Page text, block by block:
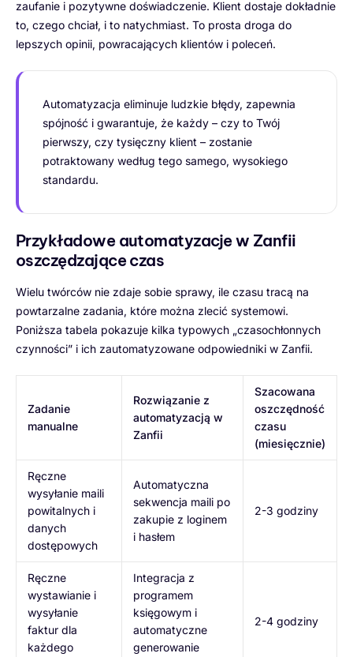
zaufanie i pozytywne doświadczenie. Klient dostaje dokładnie
to, czego chciał, i to natychmiast. To prosta droga do
lepszych opinii, powracających klientów i poleceń.
Automatyzacja eliminuje ludzkie błędy, zapewnia
spójność i gwarantuje, że każdy – czy to Twój
pierwszy, czy tysięczny klient – zostanie
potraktowany według tego samego, wysokiego
standardu.
Przykładowe automatyzacje w Zanfii
oszczędzające czas
Wielu twórców nie zdaje sobie sprawy, ile czasu tracą na
powtarzalne zadania, które można zlecić systemowi.
Poniższa tabela pokazuje kilka typowych „czasochłonnych
czynności” i ich zautomatyzowane odpowiedniki w Zanfii.
Zadanie
manualne
Rozwiązanie z
automatyzacją w
Zanfii
Szacowana
oszczędność
czasu
(miesięcznie)
Ręczne
wysyłanie maili
powitalnych i
danych
dostępowych
Automatyczna
sekwencja maili po
zakupie z loginem
i hasłem
2-3 godziny
Ręczne
wystawianie i
wysyłanie
faktur dla
każdego
Integracja z
programem
księgowym i
automatyczne
generowanie
2-4 godziny